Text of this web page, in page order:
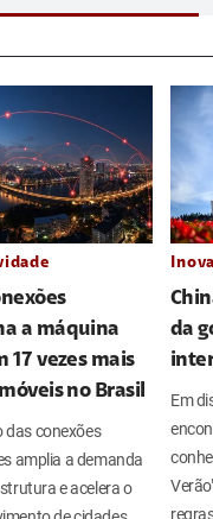
a máquina
17 vezes mais
no Brasil
das conexões
amplia a demanda
e acelera o
da
Em